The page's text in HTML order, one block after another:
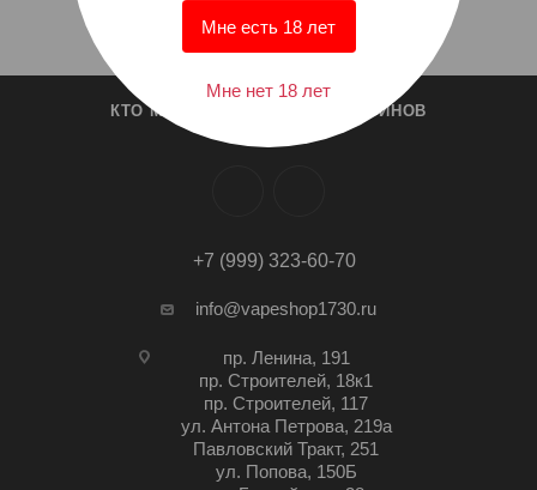
КТО МЫ? СПИСОК МАГАЗИНОВ
+7 (999) 323-60-70
info@vapeshop1730.ru
пр. Ленина, 191
пр. Строителей, 18к1
пр. Строителей, 117
ул. Антона Петрова, 219а
Павловский Тракт, 251
ул. Попова, 150Б
Мне есть 18 лет
Мне нет 18 лет